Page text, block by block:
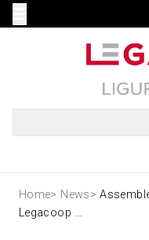
Home> News>
Legacoop ...